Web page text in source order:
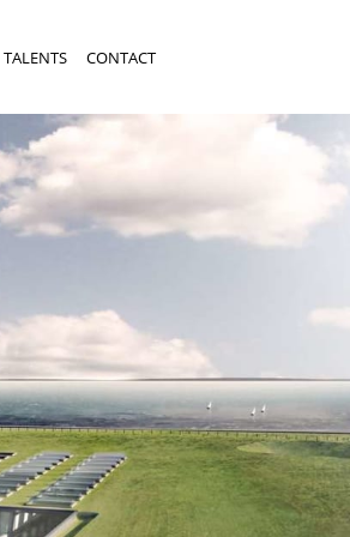
TALENTS CONTACT